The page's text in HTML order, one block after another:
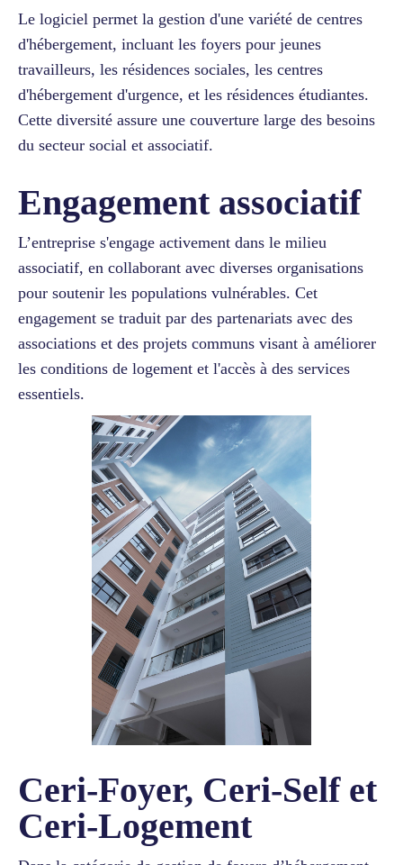
Le logiciel permet la gestion d'une variété de centres
d'hébergement, incluant les foyers pour jeunes
travailleurs, les résidences sociales, les centres
d'hébergement d'urgence, et les résidences étudiantes.
Cette diversité assure une couverture large des besoins
du secteur social et associatif.
Engagement associatif
L’entreprise s'engage activement dans le milieu
associatif, en collaborant avec diverses organisations
pour soutenir les populations vulnérables. Cet
engagement se traduit par des partenariats avec des
associations et des projets communs visant à améliorer
les conditions de logement et l'accès à des services
essentiels.
Ceri-Foyer, Ceri-Self et
Ceri-Logement